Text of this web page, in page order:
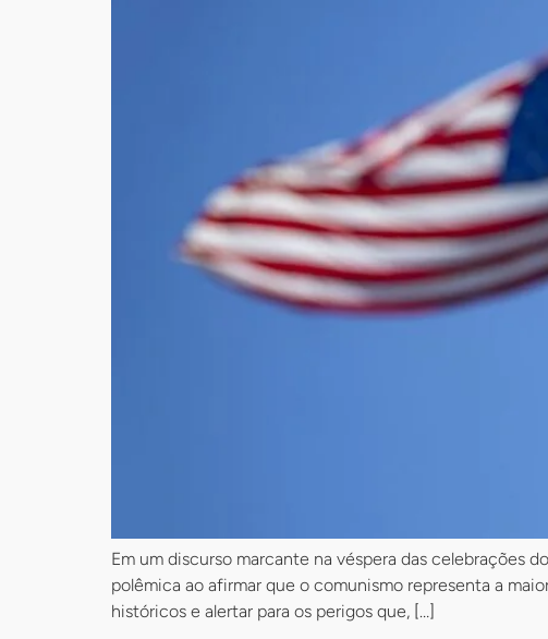
Em um discurso marcante na véspera das celebrações
polêmica ao afirmar que o comunismo representa a
históricos e alertar para os perigos que, […]